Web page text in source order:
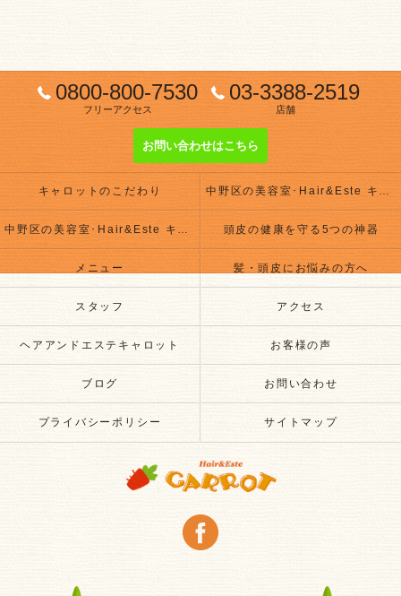
0800-800-7530
フリーアクセス
03-3388-2519
店舗
お問い合わせはこちら
キャロットのこだわり 中野区の美容室･Hair&Este キャロットの評判
中野区の美容室･Hair&Este キャロットのお客様の声 頭皮の健康を守る5つの神器
メニュー 髪・頭皮にお悩みの方へ
スタッフ アクセス
ヘアアンドエステキャロット お客様の声
ブログ お問い合わせ
プライバシーポリシー サイトマップ